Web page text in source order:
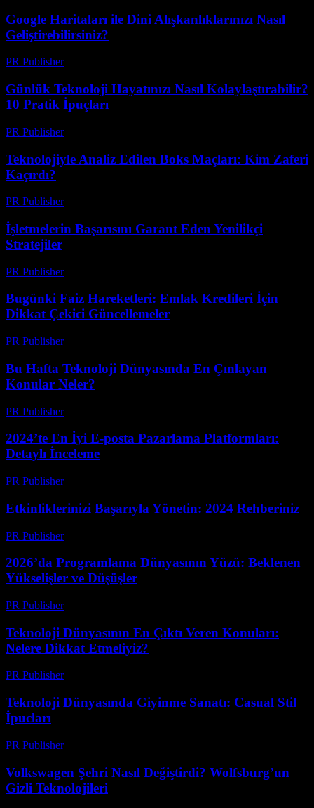
Google Haritaları ile Dini Alışkanlıklarınızı Nasıl
Geliştirebilirsiniz?
PR Publisher-
Günlük Teknoloji Hayatınızı Nasıl Kolaylaştırabilir?
10 Pratik İpuçları
PR Publisher-
Teknolojiyle Analiz Edilen Boks Maçları: Kim Zaferi
Kaçırdı?
PR Publisher-
İşletmelerin Başarısını Garant Eden Yenilikçi
Stratejiler
PR Publisher-
Bugünki Faiz Hareketleri: Emlak Kredileri İçin
Dikkat Çekici Güncellemeler
PR Publisher-
Bu Hafta Teknoloji Dünyasında En Çınlayan
Konular Neler?
PR Publisher-
2024’te En İyi E-posta Pazarlama Platformları:
Detaylı İnceleme
PR Publisher-
Etkinliklerinizi Başarıyla Yönetin: 2024 Rehberiniz
PR Publisher-
2026’da Programlama Dünyasının Yüzü: Beklenen
Yükselişler ve Düşüşler
PR Publisher-
Teknoloji Dünyasının En Çıktı Veren Konuları:
Nelere Dikkat Etmeliyiz?
PR Publisher-
Teknoloji Dünyasında Giyinme Sanatı: Casual Stil
İpucları
PR Publisher-
Volkswagen Şehri Nasıl Değiştirdi? Wolfsburg’un
Gizli Teknolojileri